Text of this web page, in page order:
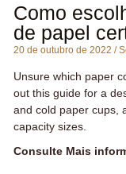
Como
de papel
20 de outubro de 2022
Unsure which paper
out this guide for a
and cold paper cups,
capacity sizes.
Consulte Mais